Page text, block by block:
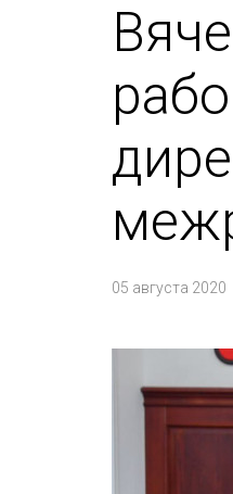
05 августа 2020